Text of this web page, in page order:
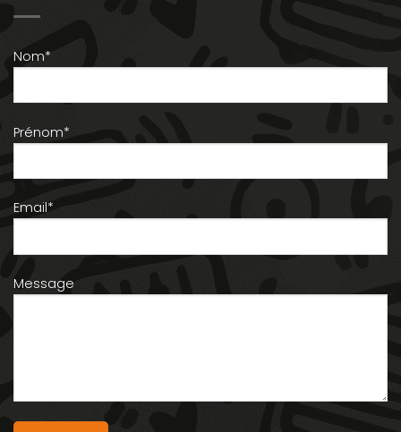
Nom*
Prénom*
Email*
Message